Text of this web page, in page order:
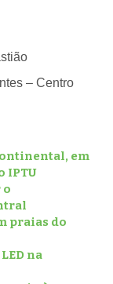
– Centro
em
IPTU
o
praias do
na